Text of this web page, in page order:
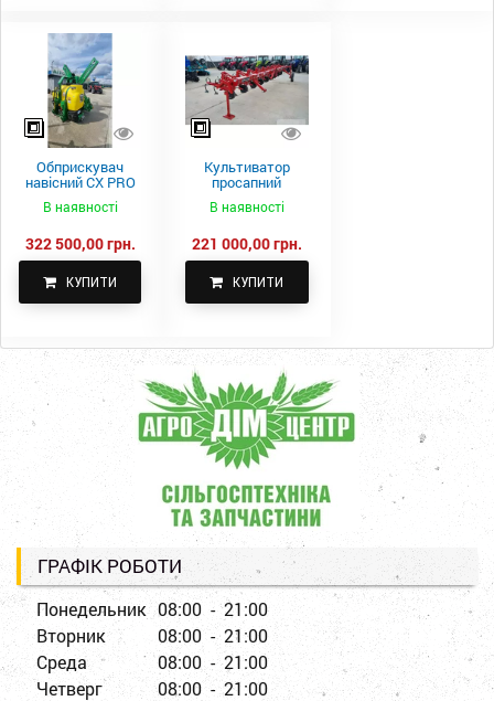
Обприскувач
навісний CX PRO
В наявності
322 500,00 грн.
КУПИТИ
Культиватор
просапний
КПН-5,6-05
В наявності
221 000,00 грн.
КУПИТИ
ГРАФІК РОБОТИ
Понедельник 08:00 - 21:00
Вторник
08:00 - 21:00
Среда
08:00 - 21:00
Четверг
08:00 - 21:00